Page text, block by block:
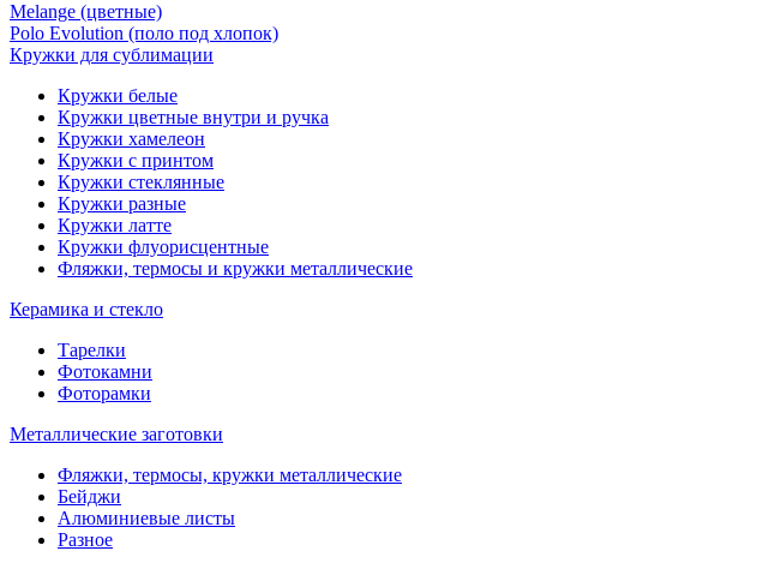
Melange (цветные)
Polo Evolution (поло под хлопок)
Кружки для сублимации
Кружки белые
Кружки цветные внутри и ручка
Кружки хамелеон
Кружки c принтом
Кружки стеклянные
Кружки разные
Кружки латте
Кружки флуорисцентные
Фляжки, термосы и кружки металлические
Керамика и стекло
Тарелки
Фотокамни
Фоторамки
Металлические заготовки
Фляжки, термосы, кружки металлические
Бейджи
Алюминиевые листы
Разное